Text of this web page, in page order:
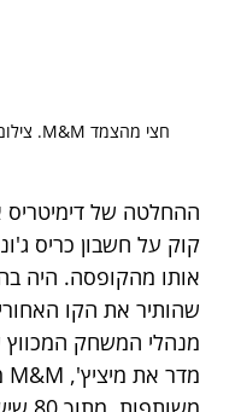
חצי מהצמד M&M. צילום: אלן שיבר, באדיבות ליגת ווינר סל
ההחלטה של דימיטריס
קוק על חשבון כריס
אותו מהקופסה. היה
שהותיר את הקו
מנהלי המשחק